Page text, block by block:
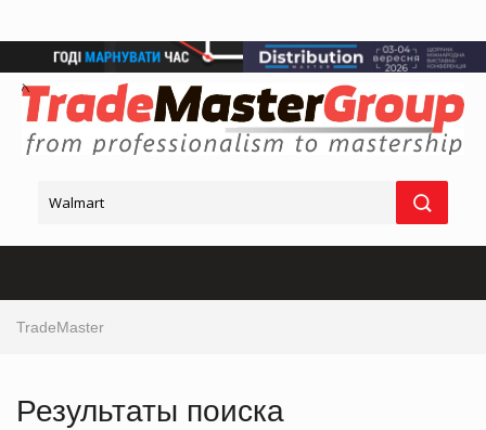
TradeMaster
Результаты поиска